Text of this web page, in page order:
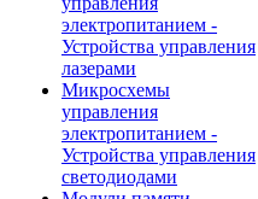
электропитанием -
Устройства управления
лазерами
Микросхемы
управления
электропитанием -
Устройства управления
светодиодами